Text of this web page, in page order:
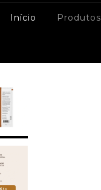
Início Produtos